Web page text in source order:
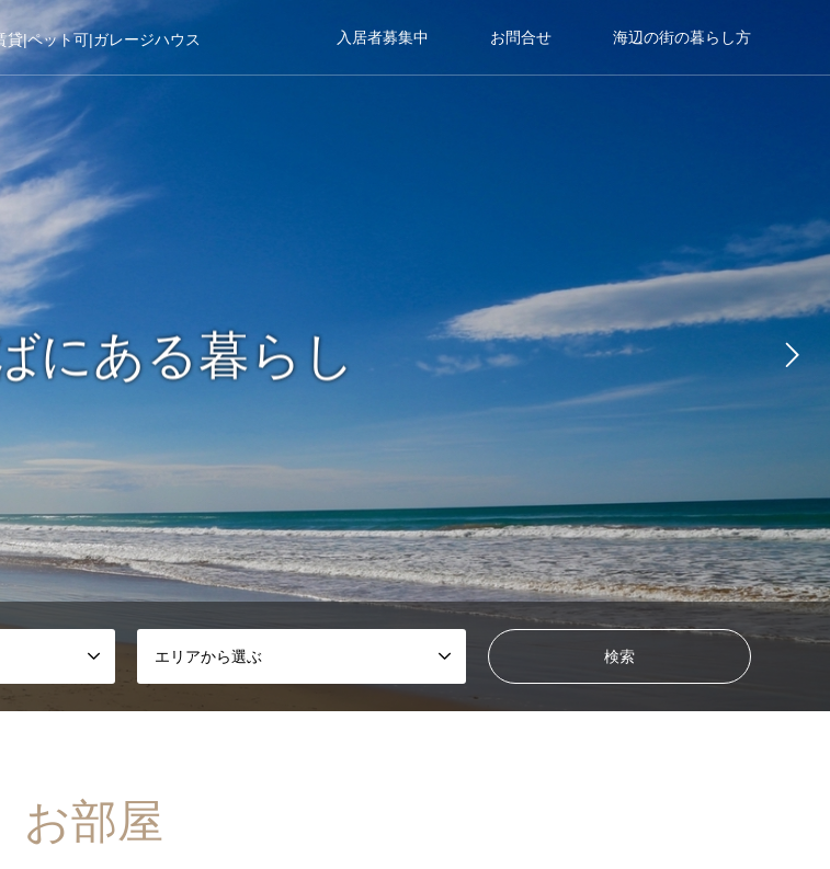
|ペット可|ガレージハウス 入居者募集中 お問合せ 海辺の街の暮らし方
にある暮らし 
エリアから選ぶ
お部屋